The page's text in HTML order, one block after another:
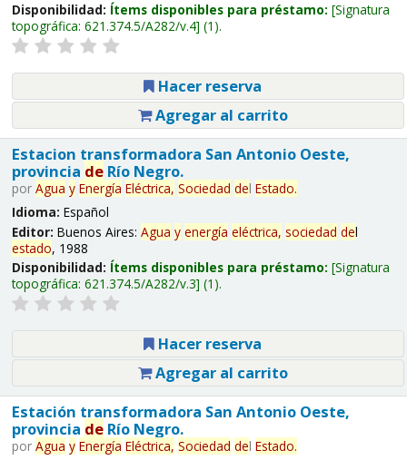
Disponibilidad: Ítems disponibles para préstamo: Signatura
topográfica: 621.374.5/A282/v.4 (1).
Hacer reserva
Agregar al carrito
Estacion transformadora San Antonio Oeste,
provincia deRío Negro.
por Agua y Energía Eléctrica, Sociedad del Estado.
Idioma: Español
Editor: Buenos Aires: Agua y energía eléctrica, sociedad del
estado, 1988
Disponibilidad: Ítems disponibles para préstamo: Signatura
topográfica: 621.374.5/A282/v.3 (1).
Hacer reserva
Agregar al carrito
Estación transformadora San Antonio Oeste,
provincia deRío Negro.
por Agua y Energía Eléctrica, Sociedad del Estado.